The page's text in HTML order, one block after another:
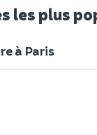
les plus
à Paris